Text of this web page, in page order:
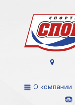
О компании